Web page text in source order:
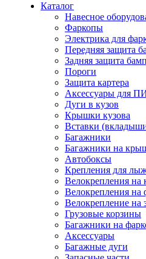
Каталог
Навесное
Фаркопы
Электрика для
Передняя защита
Задняя защита
Пороги
Защита картера
Аксессуары для
Дуги в кузов
Крышки кузова
Вставки
Багажники
Багажники на
Автобоксы
Крепления для
Велокрепления
Велокрепления на
Велокрепление на
Грузовые корзины
Багажники на
Аксессуары
Багажные дуги